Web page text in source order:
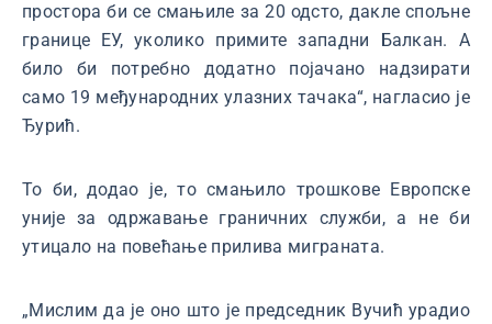
простора би се смањиле за 20 одсто, дакле спољне
границе ЕУ, уколико примите западни Балкан. А
било би потребно додатно појачано надзирати
само 19 међународних улазних тачака“, нагласио је
Ђурић.
То би, додао је, то смањило трошкове Европске
уније за одржавање граничних служби, а не би
утицало на повећање прилива миграната.
„Мислим да је оно што је председник Вучић урадио